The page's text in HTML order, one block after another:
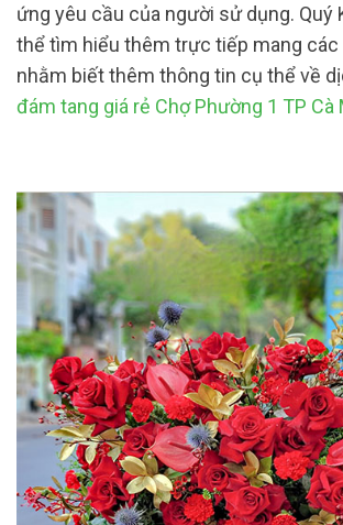
ứng yêu cầu của người sử dụng. Quý
thể tìm hiểu thêm trực tiếp mang các
nhằm biết thêm thông tin cụ thể về
đám tang giá rẻ Chợ Phường 1 TP Cà